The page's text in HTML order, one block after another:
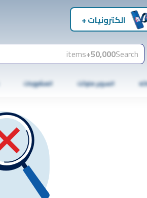
الكترونيات +
Search
50,000+
items
السوبر ماركت المشروبات